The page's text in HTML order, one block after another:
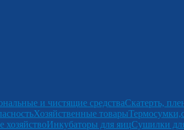
и чистящие средстваСкатерть,
Хозяйственные товары
хозяйствоИнкубаторы для яицСушилки